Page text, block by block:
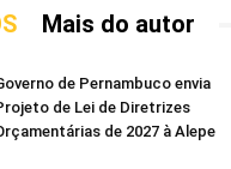
Mais do autor
de Pernambuco envia
de Lei de Diretrizes
de 2027 à Alepe